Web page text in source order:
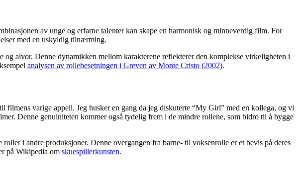
av unge og erfarne talenter kan skape en harmonisk og minneverdig film. For
med en uskyldig tilnærming.
alvor. Denne dynamikken mellom karakterene reflekterer den komplekse virkeligheten i
analysen av rollebesetningen i Greven av Monte Cristo (2002).
varige appell. Jeg husker en gang da jeg diskuterte “My Girl” med en kollega, og vi
Denne genuiniteten kommer også tydelig frem i de mindre rollene, som bidro til å bygge
i andre produksjoner. Denne overgangen fra barne- til voksenrolle er et bevis på deres
på Wikipedia om skuespillerkunsten.